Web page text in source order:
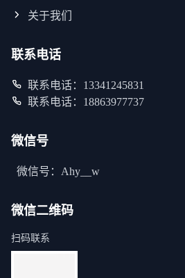
关于我们
联系电话
联系电话：13341245831
联系电话：18863977737
微信号
微信号：Ahy__w
微信二维码
扫码联系